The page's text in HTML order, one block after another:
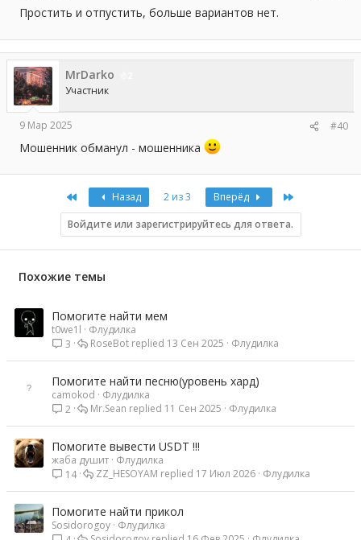
Простить и отпустить, больше вариантов нет.
MrDarko
Участник
9 Мар 2025 #40
Мошенник обманул - мошенника
Назад 2 из 3 Вперёд
Войдите или зарегистрируйтесь для ответа.
Похожие темы
Помогите найти мем
t0we1l
Флудилка
3
Флудилка
13 Сен 2025
RoseBot
Помогите найти песню(уровень хард)
camokod
Флудилка
2
Флудилка
11 Сен 2025
Mr.Sean
Помогите вывести USDT !!!
жаба душит Флудилка
14
Флудилка
17 Июл 2026
ZZ_HESOYAM
Помогите найти прикол
Sosidorogoy Флудилка